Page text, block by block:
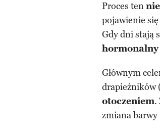
Proces ten
pojawienie
Gdy dni stają
Głównym
drapieżników
otoczeniem.
zmiana barwy